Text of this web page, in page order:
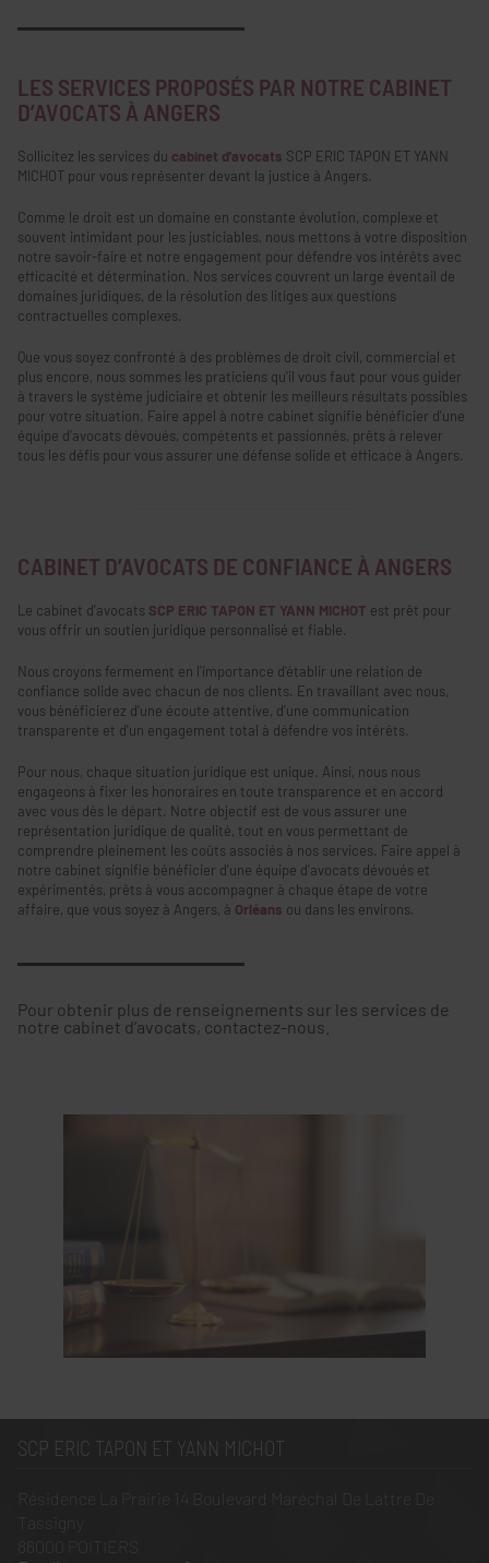
LES SERVICES PROPOSÉS PAR NOTRE CABINET
D’AVOCATS À ANGERS
Sollicitez les services du cabinet d'avocats SCP ERIC TAPON ET YANN
MICHOT pour vous représenter devant la justice à Angers.
Comme le droit est un domaine en constante évolution, complexe et
souvent intimidant pour les justiciables, nous mettons à votre disposition
notre savoir-faire et notre engagement pour défendre vos intérêts avec
efficacité et détermination. Nos services couvrent un large éventail de
domaines juridiques, de la résolution des litiges aux questions
contractuelles complexes.
Que vous soyez confronté à des problèmes de droit civil, commercial et
plus encore, nous sommes les praticiens qu'il vous faut pour vous guider
à travers le système judiciaire et obtenir les meilleurs résultats possibles
pour votre situation. Faire appel à notre cabinet signifie bénéficier d'une
équipe d'avocats dévoués, compétents et passionnés, prêts à relever
tous les défis pour vous assurer une défense solide et efficace à Angers.
CABINET D’AVOCATS DE CONFIANCE À ANGERS
Le cabinet d’avocats SCP ERIC TAPON ET YANN MICHOT est prêt pour
vous offrir un soutien juridique personnalisé et fiable.
Nous croyons fermement en l'importance d'établir une relation de
confiance solide avec chacun de nos clients. En travaillant avec nous,
vous bénéficierez d'une écoute attentive, d'une communication
transparente et d'un engagement total à défendre vos intérêts.
Pour nous, chaque situation juridique est unique. Ainsi, nous nous
engageons à fixer les honoraires en toute transparence et en accord
avec vous dès le départ. Notre objectif est de vous assurer une
représentation juridique de qualité, tout en vous permettant de
comprendre pleinement les coûts associés à nos services. Faire appel à
notre cabinet signifie bénéficier d'une équipe d'avocats dévoués et
expérimentés, prêts à vous accompagner à chaque étape de votre
affaire, que vous soyez à Angers, à Orléans ou dans les environs.
Pour obtenir plus de renseignements sur les services de
notre cabinet d’avocats, contactez-nous.
SCP ERIC TAPON ET YANN MICHOT
Résidence La Prairie 14 Boulevard Maréchal De Lattre De
Tassigny
POITIERS